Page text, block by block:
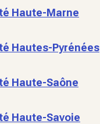
Haute-Marne
Hautes-Pyrénées
Haute-Saône
Haute-Savoie